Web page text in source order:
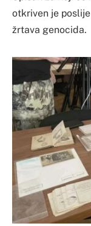
otkriven je
žrtava genocida.